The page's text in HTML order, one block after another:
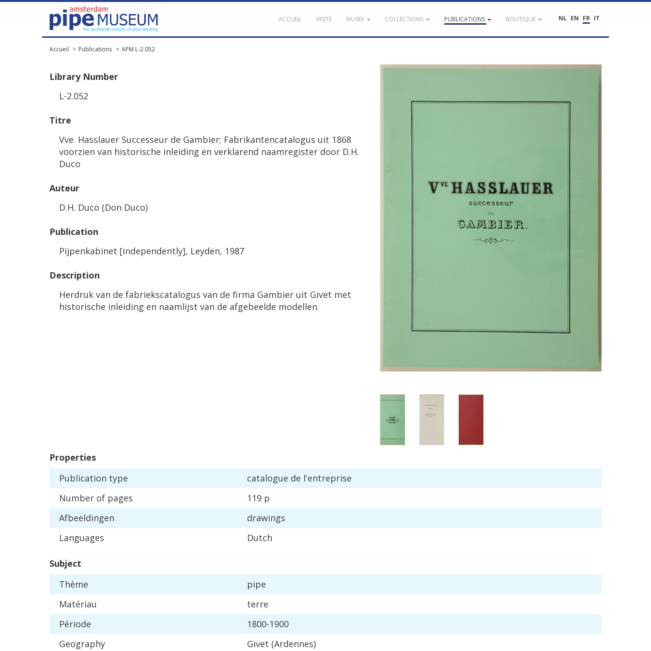
NL EN FR IT
ACCUEIL VISITE MUSÉE COLLECTIONS PUBLICATIONS BOUTIQUE
Accueil Publications APM L-2.052
Library Number
L-2.052
Titre
Vve. Hasslauer Successeur de Gambier; Fabrikantencatalogus uit 1868
voorzien van historische inleiding en verklarend naamregister door D.H.
Duco
Auteur
D.H. Duco (Don Duco)
Publication
Pijpenkabinet [independently], Leyden, 1987
Description
Herdruk van de fabriekscatalogus van de firma Gambier uit Givet met
historische inleiding en naamlijst van de afgebeelde modellen.
Properties
Publication type catalogue de l'entreprise
Number of pages 119 p
Afbeeldingen
drawings
Languages
Dutch
Subject
Thème
pipe
Matériau
terre
Période 1800-1900
Geography
Givet (Ardennes)